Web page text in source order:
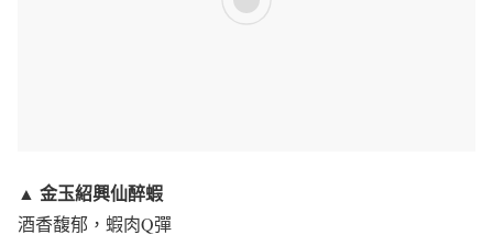
▲ 金玉紹興仙醉蝦
酒香馥郁，蝦肉Q彈